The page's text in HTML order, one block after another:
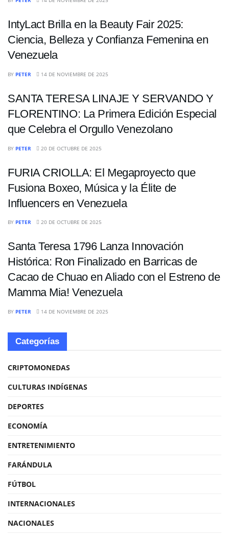
IntyLact Brilla en la Beauty Fair 2025:
Ciencia, Belleza y Confianza Femenina en
Venezuela
BY PETER 14 DE NOVIEMBRE DE 2025
SANTA TERESA LINAJE Y SERVANDO Y
FLORENTINO: La Primera Edición Especial
que Celebra el Orgullo Venezolano
BY PETER 20 DE OCTUBRE DE 2025
FURIA CRIOLLA: El Megaproyecto que
Fusiona Boxeo, Música y la Élite de
Influencers en Venezuela
BY PETER 20 DE OCTUBRE DE 2025
Santa Teresa 1796 Lanza Innovación
Histórica: Ron Finalizado en Barricas de
Cacao de Chuao en Aliado con el Estreno de
Mamma Mia! Venezuela
BY PETER 14 DE NOVIEMBRE DE 2025
Categorías
CRIPTOMONEDAS
CULTURAS INDÍGENAS
DEPORTES
ECONOMÍA
ENTRETENIMIENTO
FARÁNDULA
FÚTBOL
INTERNACIONALES
NACIONALES